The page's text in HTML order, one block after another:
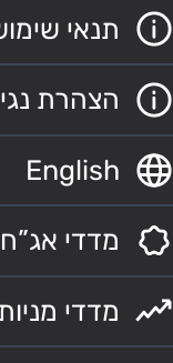
תנאי
הצהרת
English
מדדי אג”ח
מדדי